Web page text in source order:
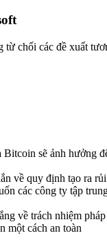
từ chối các đề xuất
Bitcoin sẽ ảnh hưởng
về quy định tạo ra
các công ty tập
về trách nhiệm
một cách an toàn